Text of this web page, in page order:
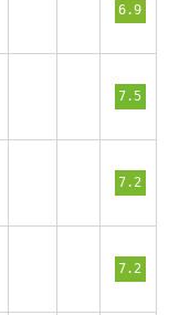
6.9
7.5
7.2
7.2